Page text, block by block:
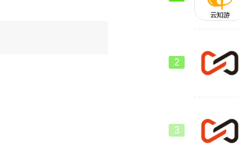
2
3